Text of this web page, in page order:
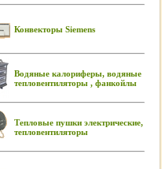
Конвекторы Siemens
Водяные калориферы, водяные
тепловентиляторы , фанкойлы
Тепловые пушки электрические,
тепловентиляторы